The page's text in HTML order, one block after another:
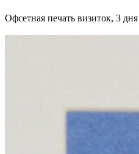
Офсетная печать визиток, 3 дня